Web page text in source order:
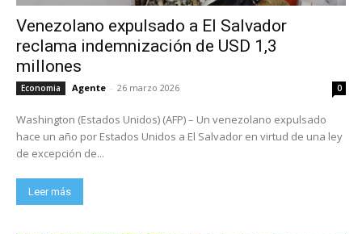
Venezolano expulsado a El Salvador
reclama indemnización de USD 1,3
millones
Economia Agente - 26 marzo 2026 0
Washington (Estados Unidos) (AFP) – Un venezolano expulsado
hace un año por Estados Unidos a El Salvador en virtud de una ley
de excepción de...
Leer más